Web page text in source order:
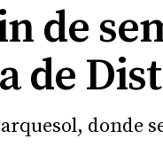
de
de
donde